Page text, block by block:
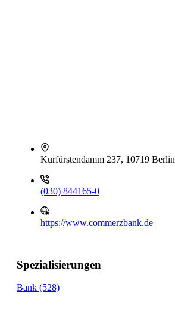
Kurfürstendamm 237, 10719 Berlin
(030) 844165-0
https://www.commerzbank.de
Spezialisierungen
Bank (528)